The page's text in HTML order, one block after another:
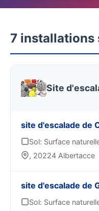
7 installations
Site
site d'escalade de
Sol: Surface
, 20224 Albertacce
site d'escalade de
Sol: Surface